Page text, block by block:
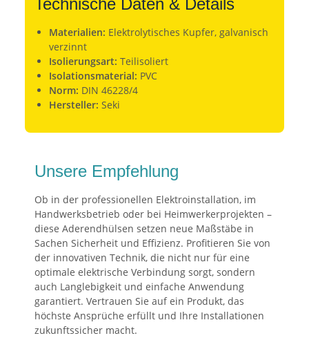
Technische Daten & Details
Materialien: Elektrolytisches Kupfer, galvanisch
verzinnt
Isolierungsart: Teilisoliert
Isolationsmaterial: PVC
Norm: DIN 46228/4
Hersteller: Seki
Unsere Empfehlung
Ob in der professionellen Elektroinstallation, im
Handwerksbetrieb oder bei Heimwerkerprojekten –
diese Aderendhülsen setzen neue Maßstäbe in
Sachen Sicherheit und Effizienz. Profitieren Sie von
der innovativen Technik, die nicht nur für eine
optimale elektrische Verbindung sorgt, sondern
auch Langlebigkeit und einfache Anwendung
garantiert. Vertrauen Sie auf ein Produkt, das
höchste Ansprüche erfüllt und Ihre Installationen
zukunftssicher macht.